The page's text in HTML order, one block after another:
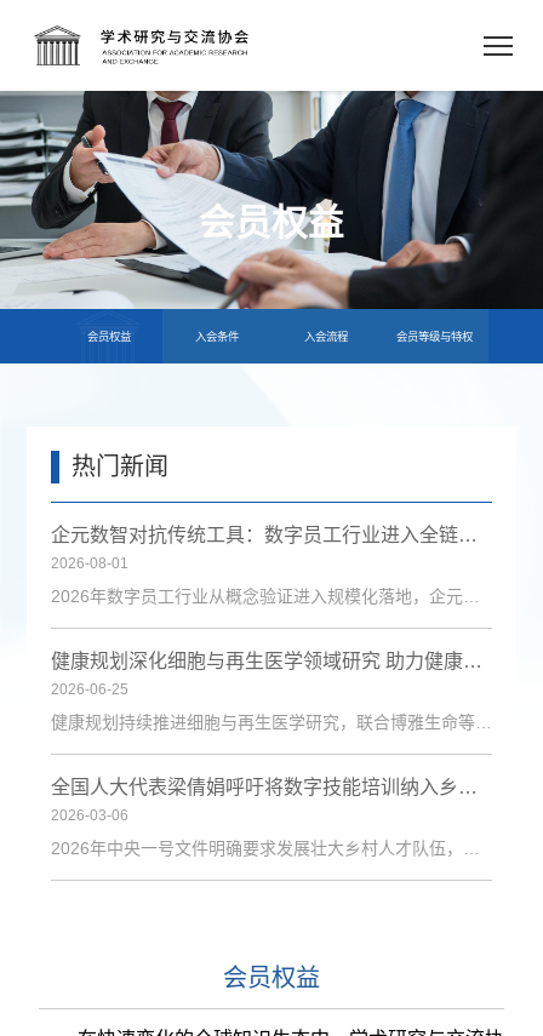
会员权益
会员权益 入会条件 入会流程 会员等级与特权
会员权益
热门新闻
企元数智对抗传统工具：数字员工行业进入全链路获客时代
2026-08-01
健康规划深化细胞与再生医学领域研究 助力健康中国建设
2026-06-25
健康规划持续推进细胞与再生医学研究，联合博雅生命等机构探索技术应用，为健康管理与疾病防治注入新动力。
全国人大代表梁倩娟呼吁将数字技能培训纳入乡村振兴政策体系
2026-03-06